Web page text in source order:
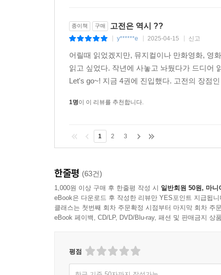
종이책 구매 고전은 역시 ??
y******e 2025-04-15 신고
어릴때 읽었겠지만, 뮤지컬이나 만화영화, 영
읽고 싶었다. 작년에 사놓고 놔뒀다가 드디어
Let's go~! 지금 4권에 진입했다. 고전의 장점
1명이 이 리뷰를 추천합니다.
1 2 3
한줄평 (63건)
1,000원 이상 구매 후 한줄평 작성 시 일반회원 50원, 마니
eBook은 다운로드 후 작성한 리뷰만 YES포인트 지급됩니
클래스는 첫번째 회차 주문확정 시점부터 마지막 회차 주
eBook 페이백, CD/LP, DVD/Blu-ray, 패션 및 판매금지 상
평점